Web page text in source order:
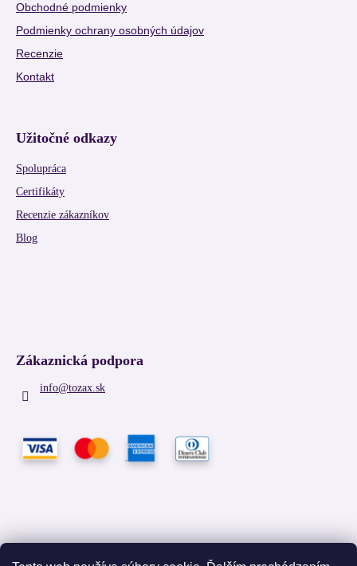
Obchodné podmienky
Podmienky ochrany osobných údajov
Recenzie
Kontakt
Užitočné odkazy
Spolupráca
Certifikáty
Recenzie zákazníkov
Blog
Zákaznická podpora
info@tozax.sk